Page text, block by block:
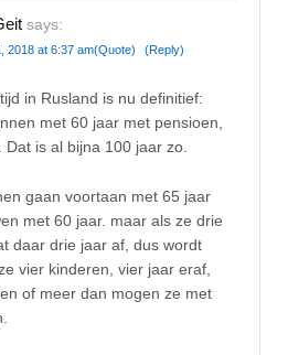
says:
2018 at 6:37 am(Quote) (Reply)
in Rusland is nu definitief:
met 60 jaar met pensioen,
is al bijna 100 jaar zo.
gaan voortaan met 65 jaar
met 60 jaar. maar als ze drie
daar drie jaar af, dus wordt
vier kinderen, vier jaar eraf,
of meer dan mogen ze met